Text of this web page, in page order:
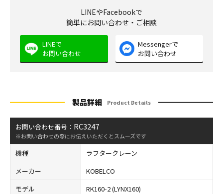
LINEやFacebookで
簡単にお問い合わせ・ご相談
LINEで
お問い合わせ
Messengerで
お問い合わせ
製品詳細 Product Details
お問い合わせ番号： RC3247
※お問い合わせの際にお伝えいただくとスムーズです
機種
ラフタークレーン
メーカー
KOBELCO
モデル
RK160-2 (LYNX160)